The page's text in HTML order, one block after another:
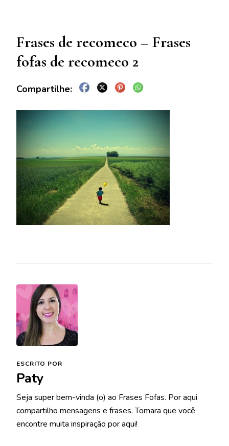
Frases de recomeco – Frases
fofas de recomeco 2
ESCRITO POR
Paty
Seja super bem-vinda (o) ao Frases Fofas. Por aqui
compartilho mensagens e frases. Tomara que você
encontre muita inspiração por aqui!